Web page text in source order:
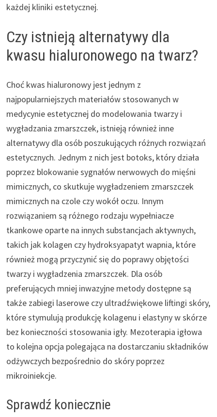
każdej kliniki estetycznej.
Czy istnieją alternatywy dla
kwasu hialuronowego na twarz?
Choć kwas hialuronowy jest jednym z
najpopularniejszych materiałów stosowanych w
medycynie estetycznej do modelowania twarzy i
wygładzania zmarszczek, istnieją również inne
alternatywy dla osób poszukujących różnych rozwiązań
estetycznych. Jednym z nich jest botoks, który działa
poprzez blokowanie sygnałów nerwowych do mięśni
mimicznych, co skutkuje wygładzeniem zmarszczek
mimicznych na czole czy wokół oczu. Innym
rozwiązaniem są różnego rodzaju wypełniacze
tkankowe oparte na innych substancjach aktywnych,
takich jak kolagen czy hydroksyapatyt wapnia, które
również mogą przyczynić się do poprawy objętości
twarzy i wygładzenia zmarszczek. Dla osób
preferujących mniej inwazyjne metody dostępne są
także zabiegi laserowe czy ultradźwiękowe liftingi skóry,
które stymulują produkcję kolagenu i elastyny w skórze
bez konieczności stosowania igły. Mezoterapia igłowa
to kolejna opcja polegająca na dostarczaniu składników
odżywczych bezpośrednio do skóry poprzez
mikroiniekcje.
Sprawdź koniecznie